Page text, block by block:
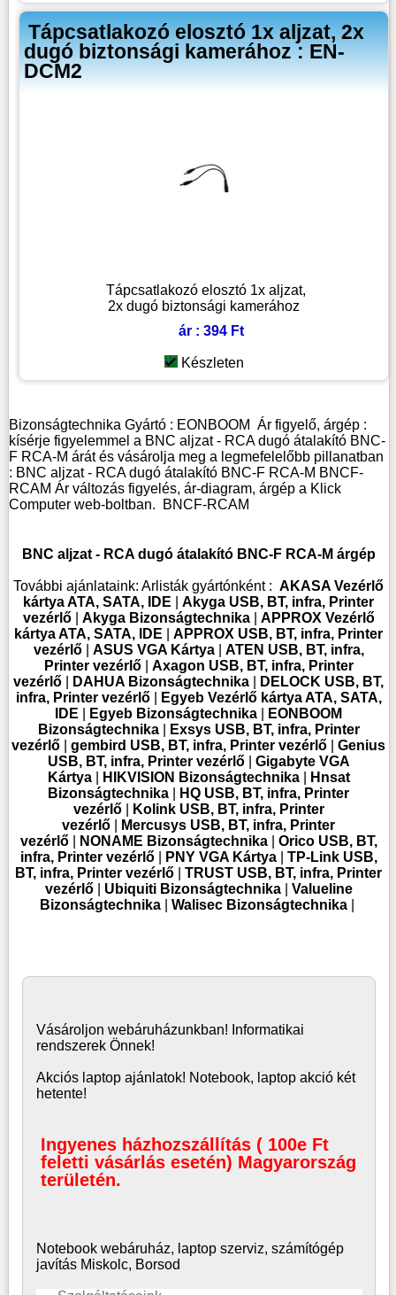
Tápcsatlakozó elosztó 1x aljzat, 2x
dugó biztonsági kamerához : EN-
DCM2
Tápcsatlakozó elosztó 1x aljzat,
2x dugó biztonsági kamerához
ár : 394 Ft
Készleten
Bizonságtechnika Gyártó : EONBOOM Ár figyelő, árgép :
kísérje figyelemmel a BNC aljzat - RCA dugó átalakító BNC-
F RCA-M árát és vásárolja meg a legmefelelőbb pillanatban
: BNC aljzat - RCA dugó átalakító BNC-F RCA-M BNCF-
RCAM Ár változás figyelés, ár-diagram, árgép a Klick
Computer web-boltban.
BNCF-RCAM
BNC aljzat - RCA dugó átalakító BNC-F RCA-M árgép
További ajánlataink: Arlisták gyártónként : AKASA Vezérlő
kártya ATA, SATA, IDE |Akyga USB, BT, infra, Printer
vezérlő| Akyga Bizonságtechnika| APPROX Vezérlő
kártya ATA, SATA, IDE |APPROX USB, BT, infra, Printer
vezérlő| ASUS VGA Kártya| ATEN USB, BT, infra,
Printer vezérlő| Axagon USB, BT, infra, Printer
vezérlő
DAHUA Bizonságtechnika
DELOCK USB, BT,
infra, Printer vezérlő|
Egyeb Vezérlő kártya ATA, SATA,
IDE
Egyeb Bizonságtechnika
EONBOOM
Bizonságtechnika|
Exsys USB, BT, infra, Printer
vezérlő |gembird USB, BT, infra, Printer vezérlő |Genius
USB, BT, infra, Printer vezérlő| Gigabyte VGA
Kártya| HIKVISION Bizonságtechnika|
Hnsat
Bizonságtechnika
HQ USB, BT, infra, Printer
vezérlő|
Kolink USB, BT, infra, Printer
vezérlő
Mercusys USB, BT, infra, Printer
vezérlő| NONAME Bizonságtechnika| Orico USB, BT,
infra, Printer vezérlő| PNY VGA Kártya| TP-Link USB,
BT, infra, Printer vezérlő |TRUST USB, BT, infra, Printer
vezérlő| Ubiquiti Bizonságtechnika| Valueline
Bizonságtechnika| Walisec Bizonságtechnika|
Vásároljon webáruházunkban! Informatikai
rendszerek Önnek!
Akciós laptop ajánlatok! Notebook, laptop akció két
hetente!
Ingyenes házhozszállítás ( 100e Ft
feletti vásárlás esetén) Magyarország
területén.
Notebook webáruház, laptop szerviz, számítógép
javítás Miskolc, Borsod